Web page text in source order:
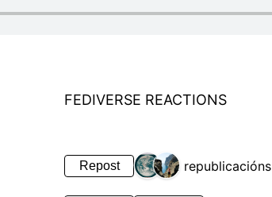
FEDIVERSE REACTIONS
Repost 2 republicacións